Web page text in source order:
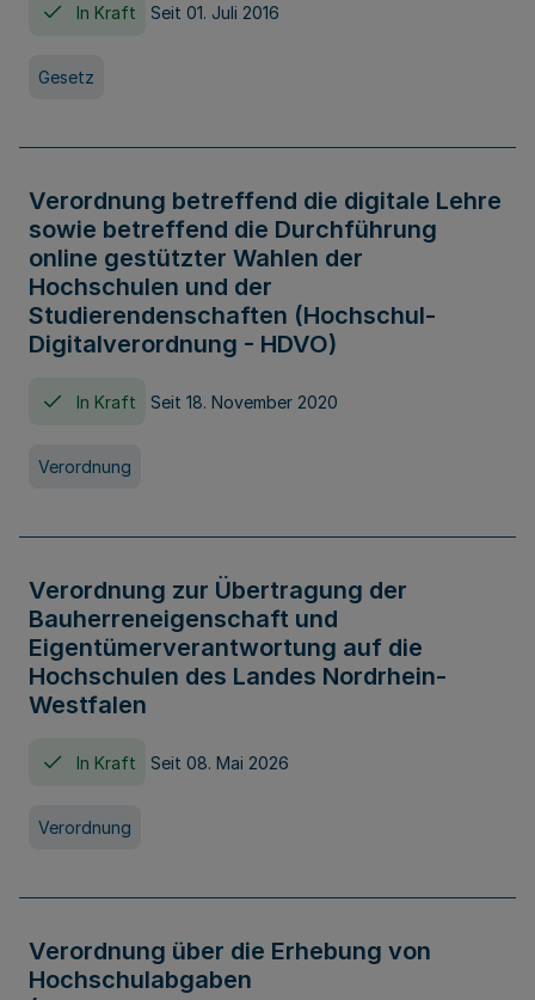
In Kraft Seit 01. Juli 2016
Gesetz
Verordnung betreffend die digitale Lehre
sowie betreffend die Durchführung
online gestützter Wahlen der
Hochschulen und der
Studierendenschaften (Hochschul-
Digitalverordnung - HDVO)
In Kraft Seit 18. November 2020
Verordnung
Verordnung zur Übertragung der
Bauherreneigenschaft und
Eigentümerverantwortung auf die
Hochschulen des Landes Nordrhein-
Westfalen
In Kraft Seit 08. Mai 2026
Verordnung
Verordnung über die Erhebung von
Hochschulabgaben